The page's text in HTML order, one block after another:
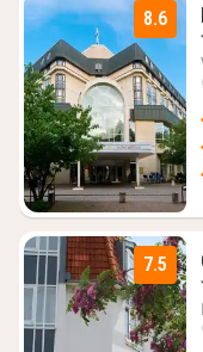
8.6
7.5